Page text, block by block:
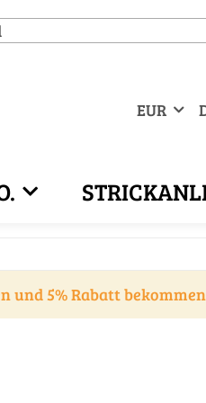
EUR
5% Rabatt